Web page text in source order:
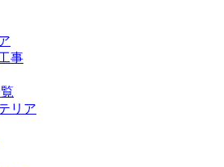
事
リア